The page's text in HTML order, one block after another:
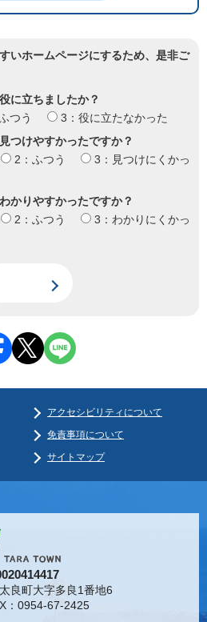
いホームページにするため、是非ご
に立ちましたか？
つう
3：役に立たなかった
つけやすかったですか？
2：ふつう
3：見つけにくかっ
かりやすかったですか？
2：ふつう
3：わかりにくかっ
アクセシビリティについて
免責事項について
サイトマップ
良町大字多良1番地6
：0954-67-2425